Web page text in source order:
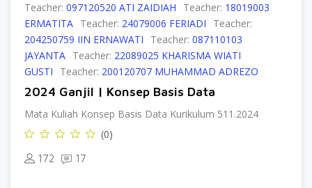
Teacher: 097120520 ATI ZAIDIAH Teacher: 18019003
ERMATITA Teacher: 24079006 FERIADI
Teacher:
204250759 IIN ERNAWATI
Teacher: 087110103
JAYANTA Teacher: 22089025 KHARISMA WIATI
GUSTI
Teacher: 200120707 MUHAMMAD ADREZO
2024 Ganjil | Konsep Basis Data
Mata Kuliah Konsep Basis Data Kurikulum 511.2024
(0)
172 17